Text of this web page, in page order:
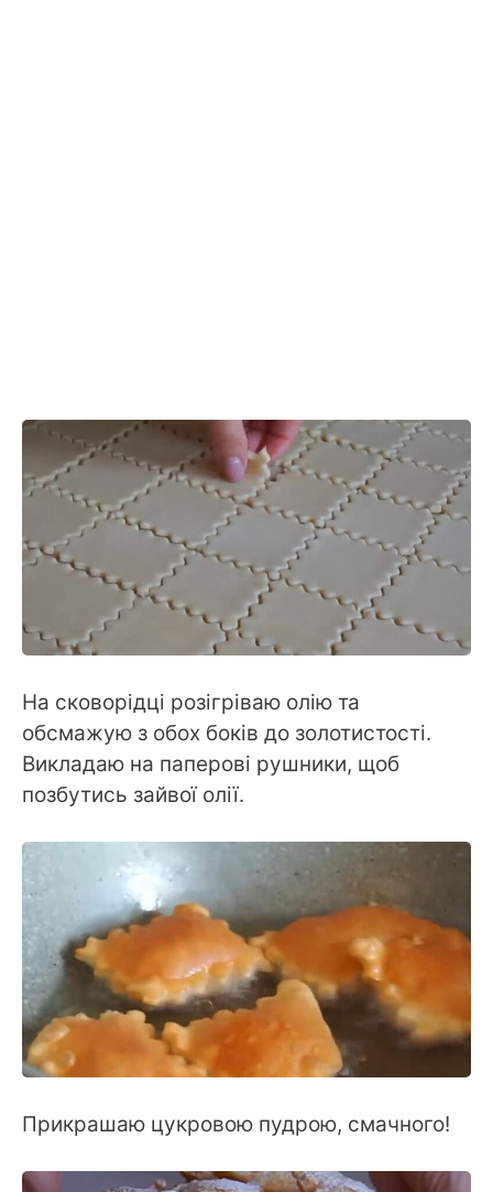
На сковорідці розігріваю олію та
обсмажую з обох боків до золотистості.
Викладаю на паперові рушники, щоб
позбутись зайвої олії.
Прикрашаю цукровою пудрою, смачного!